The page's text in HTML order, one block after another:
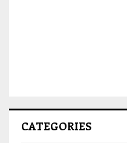
CATEGORIES